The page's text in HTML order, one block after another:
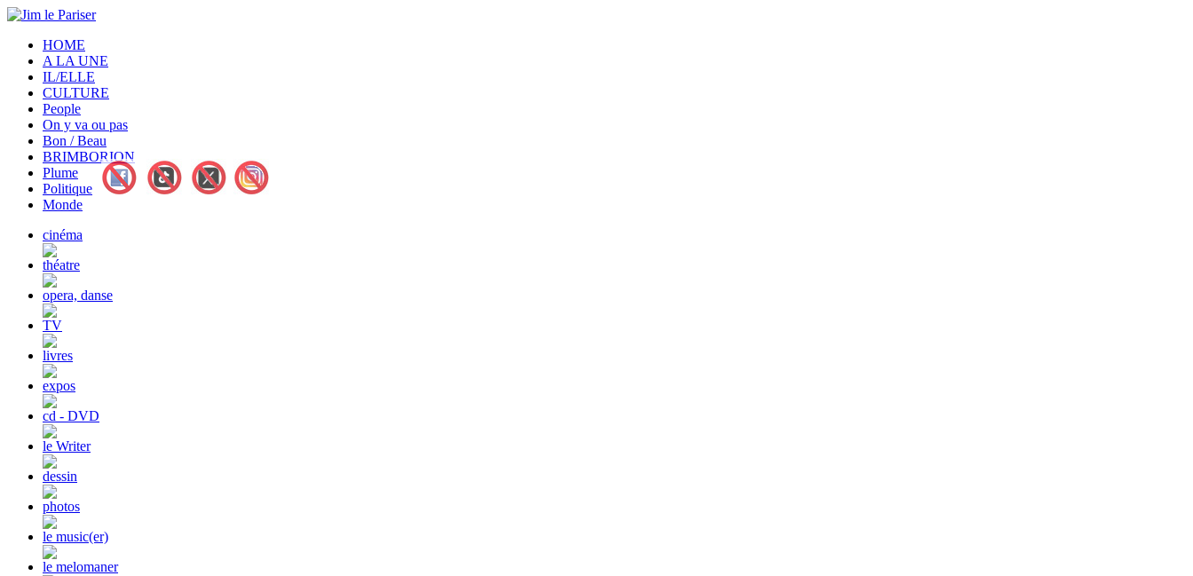
HOME
A LA UNE
IL/ELLE
CULTURE
People
On y va ou pas
Bon / Beau
BRIMBORION
Plume
Politique
Monde
cinéma
théatre
opera, danse
TV
livres
expos
cd - DVD
le Writer
dessin
photos
le music(er)
le melomaner